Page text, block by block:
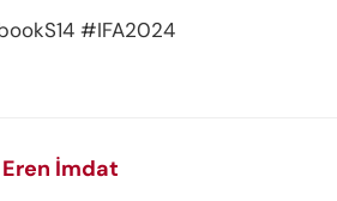
#IFA2024
Eren İmdat